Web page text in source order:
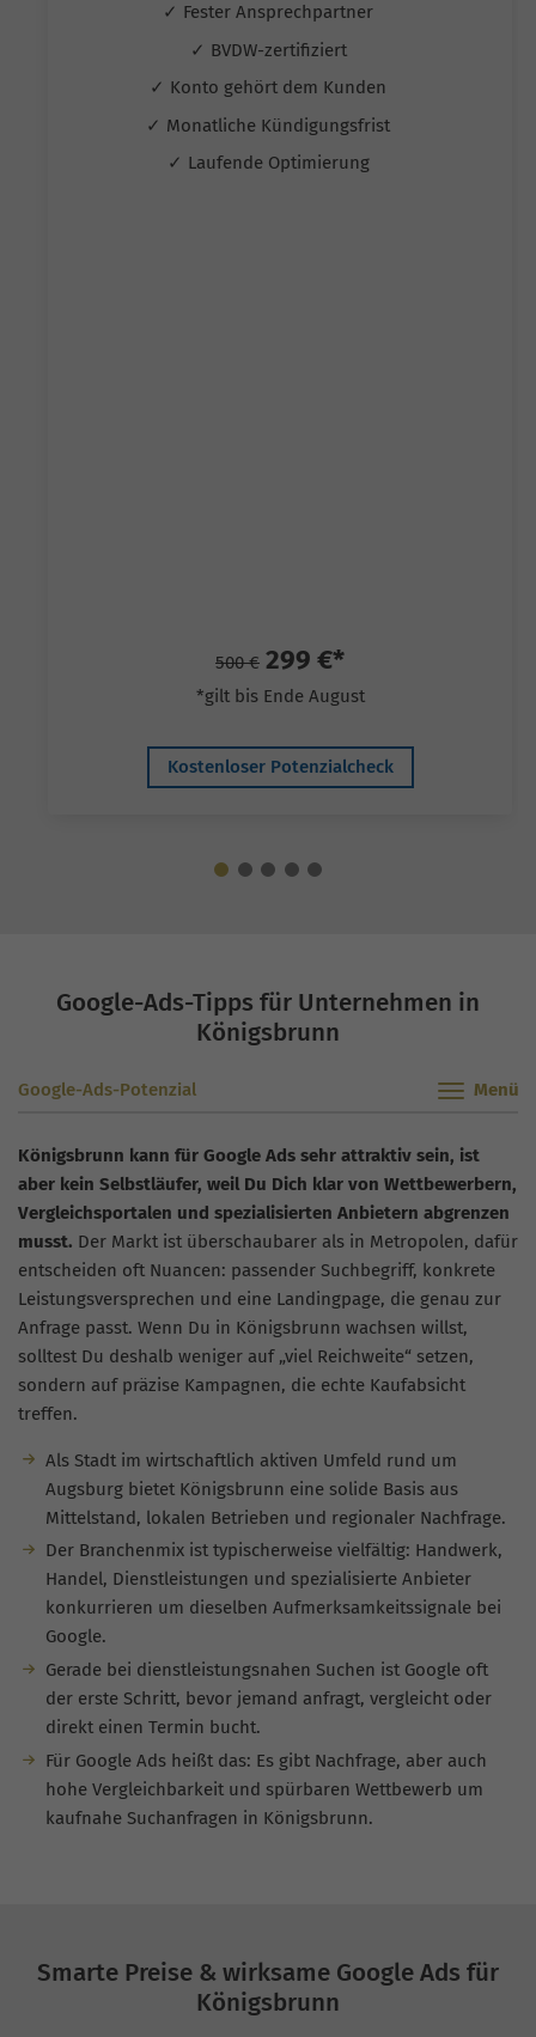
✓ Fester Ansprechpartner
✓ BVDW-zertifiziert
✓ Konto gehört dem Kunden
✓ Monatliche Kündigungsfrist
✓ Laufende Optimierung
500 € 299 €*
*gilt bis Ende August
Kostenloser Potenzialcheck
Google-Ads-Tipps für Unternehmen in
Königsbrunn
Google-Ads-Potenzial
Königsbrunn kann für Google Ads sehr attraktiv sein, ist
aber kein Selbstläufer, weil Du Dich klar von Wettbewerbern,
Vergleichsportalen und spezialisierten Anbietern abgrenzen
musst. Der Markt ist überschaubarer als in Metropolen, dafür
entscheiden oft Nuancen: passender Suchbegriff, konkrete
Leistungsversprechen und eine Landingpage, die genau zur
Anfrage passt. Wenn Du in Königsbrunn wachsen willst,
solltest Du deshalb weniger auf „viel Reichweite“ setzen,
sondern auf präzise Kampagnen, die echte Kaufabsicht
treffen.
Als Stadt im wirtschaftlich aktiven Umfeld rund um
Augsburg bietet Königsbrunn eine solide Basis aus
Mittelstand, lokalen Betrieben und regionaler Nachfrage.
Der Branchenmix ist typischerweise vielfältig: Handwerk,
Handel, Dienstleistungen und spezialisierte Anbieter
konkurrieren um dieselben Aufmerksamkeitssignale bei
Google.
Gerade bei dienstleistungsnahen Suchen ist Google oft
der erste Schritt, bevor jemand anfragt, vergleicht oder
direkt einen Termin bucht.
Für Google Ads heißt das: Es gibt Nachfrage, aber auch
hohe Vergleichbarkeit und spürbaren Wettbewerb um
kaufnahe Suchanfragen in Königsbrunn.
Smarte Preise & wirksame Google Ads für
Königsbrunn